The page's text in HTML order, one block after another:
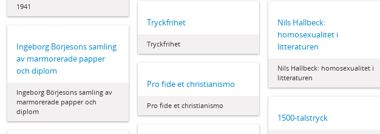
1941
Tryckfrihet
Tryckfrihet
Nils Hallbeck:
homosexualitet i
litteraturen
Nils Hallbeck: homosexualitet i
litteraturen
Ingeborg Börjesons samling
av marmorerade papper
och diplom
Ingeborg Börjesons samling av
marmorerade papper och
diplom
Pro fide et christianismo
Pro fide et christianismo
1500-talstryck